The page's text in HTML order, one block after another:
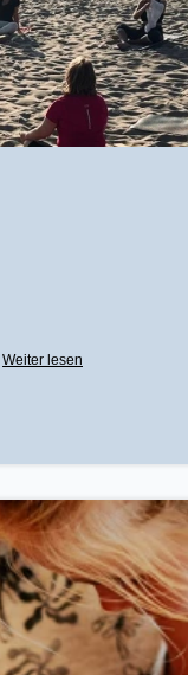
Weiter lesen